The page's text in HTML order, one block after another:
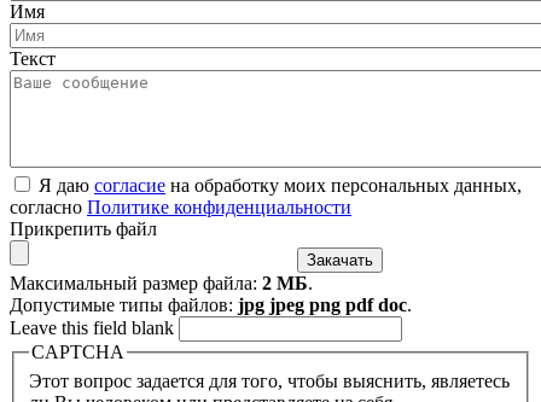
Имя
Текст
Я даю согласие на обработку моих персональных данных,
согласно Политике конфиденциальности
Прикрепить файл
Максимальный размер файла: 2 МБ.
Допустимые типы файлов: jpg jpeg png pdf doc.
Leave this field blank
CAPTCHA
Этот вопрос задается для того, чтобы выяснить, являетесь